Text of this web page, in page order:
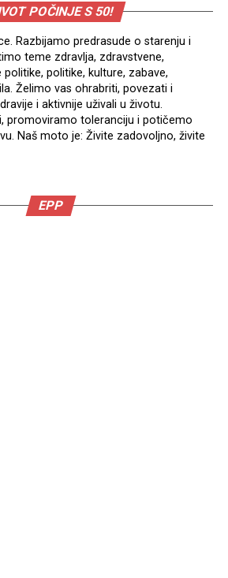
POČINJE S 50!
Razbijamo predrasude o starenju i
teme zdravlja, zdravstvene,
politike, kulture, zabave,
Želimo vas ohrabriti, povezati i
i aktivnije uživali u životu.
promoviramo toleranciju i potičemo
Naš moto je: Živite zadovoljno, živite
EPP